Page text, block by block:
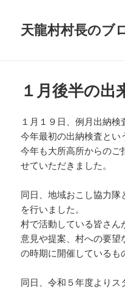
天龍村村長のブ
１月後半の出
１月１９日、例月出納検
今年最初の出納検査とい
今年も大所高所からのご
せていただきました。
同日、地域おこし協力
を行いました。
村で活動している皆さん
意見や提案、村への要望
の時期に開催しているも
同日、令和５年度よりス